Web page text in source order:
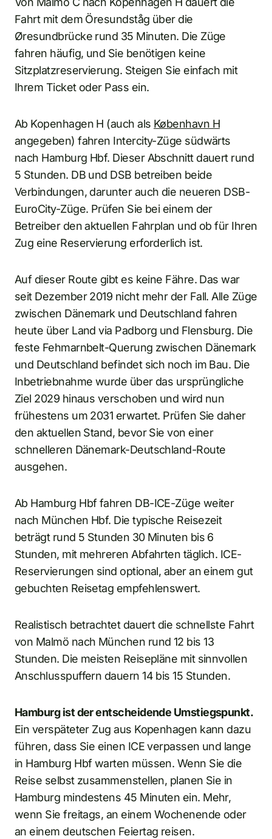
Fahrt mit dem Öresundståg über die
Øresundbrücke rund 35 Minuten. Die Züge
fahren häufig, und Sie benötigen keine
Sitzplatzreservierung. Steigen Sie einfach mit
Ihrem Ticket oder Pass ein.
Ab Kopenhagen H (auch als København H
angegeben) fahren Intercity-Züge südwärts
nach Hamburg Hbf. Dieser Abschnitt dauert rund
5 Stunden. DB und DSB betreiben beide
Verbindungen, darunter auch die neueren DSB-
EuroCity-Züge. Prüfen Sie bei einem der
Betreiber den aktuellen Fahrplan und ob für Ihren
Zug eine Reservierung erforderlich ist.
Auf dieser Route gibt es keine Fähre. Das war
seit Dezember 2019 nicht mehr der Fall. Alle Züge
zwischen Dänemark und Deutschland fahren
heute über Land via Padborg und Flensburg. Die
feste Fehmarnbelt-Querung zwischen Dänemark
und Deutschland befindet sich noch im Bau. Die
Inbetriebnahme wurde über das ursprüngliche
Ziel 2029 hinaus verschoben und wird nun
frühestens um 2031 erwartet. Prüfen Sie daher
den aktuellen Stand, bevor Sie von einer
schnelleren Dänemark-Deutschland-Route
ausgehen.
Ab Hamburg Hbf fahren DB-ICE-Züge weiter
nach München Hbf. Die typische Reisezeit
beträgt rund 5 Stunden 30 Minuten bis 6
Stunden, mit mehreren Abfahrten täglich. ICE-
Reservierungen sind optional, aber an einem gut
gebuchten Reisetag empfehlenswert.
Realistisch betrachtet dauert die schnellste Fahrt
von Malmö nach München rund 12 bis 13
Stunden. Die meisten Reisepläne mit sinnvollen
Anschlusspuffern dauern 14 bis 15 Stunden.
Hamburg ist der entscheidende Umstiegspunkt.
Ein verspäteter Zug aus Kopenhagen kann dazu
führen, dass Sie einen ICE verpassen und lange
in Hamburg Hbf warten müssen. Wenn Sie die
Reise selbst zusammenstellen, planen Sie in
Hamburg mindestens 45 Minuten ein. Mehr,
wenn Sie freitags, an einem Wochenende oder
an einem deutschen Feiertag reisen.